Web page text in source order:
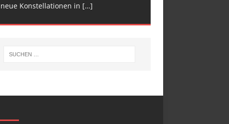
neue Konstellationen in […]